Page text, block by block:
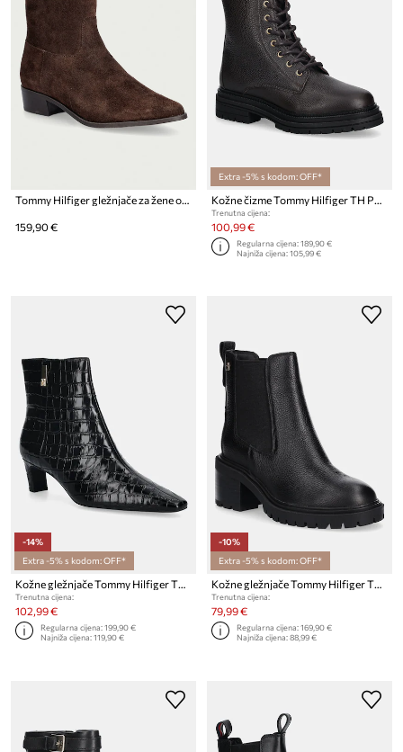
Tommy Hilfiger gležnjače za žene od brušene kože SUEDE ANKLE BOOT W ZIP
159,90 €
Extra -5% s kodom: OFF*
Kožne čizme Tommy Hilfiger TH PLAQUE PEBBLE LACE BOOT
Trenutna cijena:
100,99 €
Regularna cijena:189,90 €
Najniža cijena:105,99 €
-14%
Extra -5% s kodom: OFF*
Kožne gležnjače Tommy Hilfiger TH SQUARE TOE CROC KITTEN BOOTIE
Trenutna cijena:
102,99 €
Regularna cijena:199,90 €
Najniža cijena:119,90 €
-10%
Extra -5% s kodom: OFF*
Kožne gležnjače Tommy Hilfiger TH LEATHER CHELSEA CLEATED HEEL
Trenutna cijena:
79,99 €
Regularna cijena:169,90 €
Najniža cijena:88,99 €